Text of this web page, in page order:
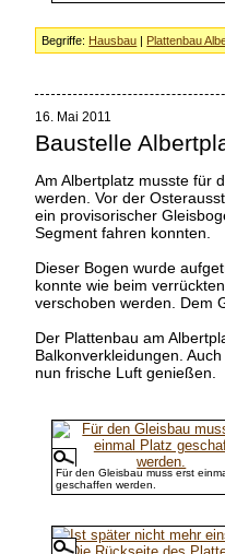
Begriffe: Hausbau Plattenbau
16. Mai 2011
Baustelle
Am Albertplatz musste für
werden. Vor der
ein provisorischer
Segment fahren konnten.
Dieser Bogen wurde
konnte wie beim
verschoben werden. Dem
Der Plattenbau am
Balkonverkleidungen.
nun frische Luft genießen.
Für den Gleisbau muss erst
geschaffen werden.